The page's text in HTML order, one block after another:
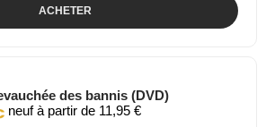
ACHETER
des bannis (DVD)
neuf à partir de 11,95 €